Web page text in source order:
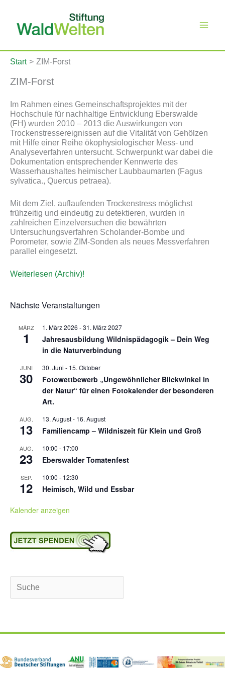
springen
Start ZIM-Forst
ZIM-Forst
Im Rahmen eines Gemeinschaftsprojektes mit der
Hochschule für nachhaltige Entwicklung Eberswalde
(FH) wurden 2010 – 2013 die Auswirkungen von
Trockenstressereignissen auf die Vitalität von Gehölzen
mit Hilfe einer Reihe ökophysiologischer Mess- und
Analyseverfahren untersucht. Schwerpunkt war dabei die
Dokumentation entsprechender Kennwerte des
Wasserhaushaltes heimischer Laubbaumarten (Fagus
sylvatica., Quercus petraea).
Mit dem Ziel, auflaufenden Trockenstress möglichst
frühzeitig und eindeutig zu detektieren, wurden in
zahlreichen Einzelversuchen die bewährten
Untersuchungsverfahren Scholander-Bombe und
Porometer, sowie ZIM-Sonden als neues Messverfahren
parallel eingesetzt.
Weiterlesen (Archiv)!
Nächste Veranstaltungen
MÄRZ
1
1. März 2026 -31. März 2027
Jahresausbildung Wildnispädagogik – Dein Weg
in die Naturverbindung
JUNI
30
30. Juni - 15. Oktober
Fotowettbewerb „Ungewöhnlicher Blickwinkel in
der Natur“ für einen Fotokalender der besonderen
Art.
AUG.
13
13. August- 16. August
Familiencamp – Wildniszeit für Klein und Groß
AUG.
23
10:00 - 17:00
Eberswalder Tomatenfest
SEP.
12
10:00 - 12:30
Heimisch, Wild und Essbar
Kalender anzeigen
Suchen